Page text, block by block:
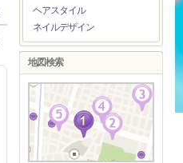
ヘアスタイル
ネイルデザイン
地図検索